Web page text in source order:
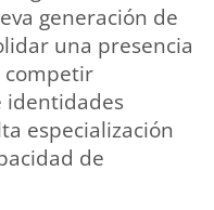
generación de
una presencia
competir
identidades
especialización
de